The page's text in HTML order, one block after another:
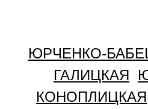
ЮРЧЕНКО-
ГАЛИЦКАЯ
КОНОПЛИЦКАЯ